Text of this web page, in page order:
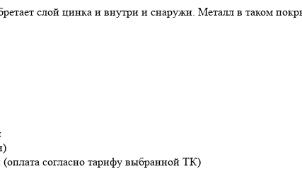
слой цинка и внутри и снаружи. Металл в таком
согласно тарифу выбранной ТК)